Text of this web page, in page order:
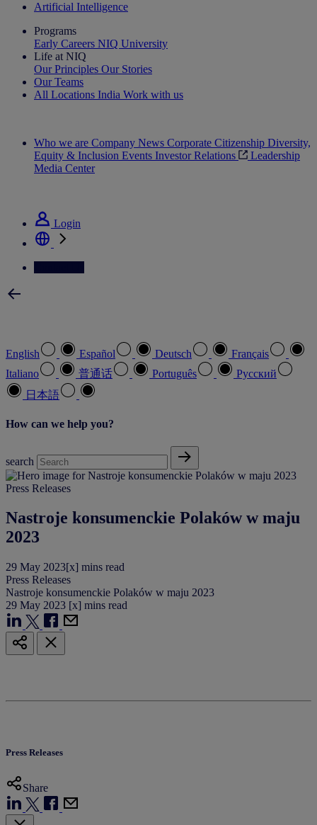
Artificial Intelligence
Programs
Early Careers NIQ University
Life at NIQ
Our Principles Our Stories
Our Teams
All Locations India Work with us
Who we are Company News Corporate Citizenship Diversity,
Equity & Inclusion Events Investor Relations
Leadership
Media Center
Login
English Español Deutsch
Français
Italiano
普通话 Português
Pусский
日本語
How can we help you?
search
Press Releases
Nastroje konsumenckie Polaków w maju
2023
29 May 2023[x] mins read
Press Releases
Nastroje konsumenckie Polaków w maju 2023
29 May 2023 [x] mins read
Press Releases
Share